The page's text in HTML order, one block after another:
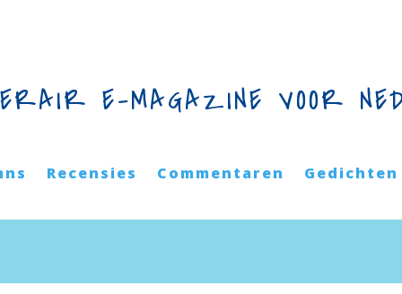
E-MAGAZINE VOOR
Recensies Commentaren Gedichten